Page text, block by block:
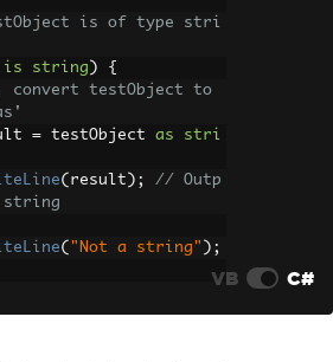
is of type stri
is string )
{
testObject to
= testObject as
stri
( result );
// Outp
( "Not a string" );
VB C#